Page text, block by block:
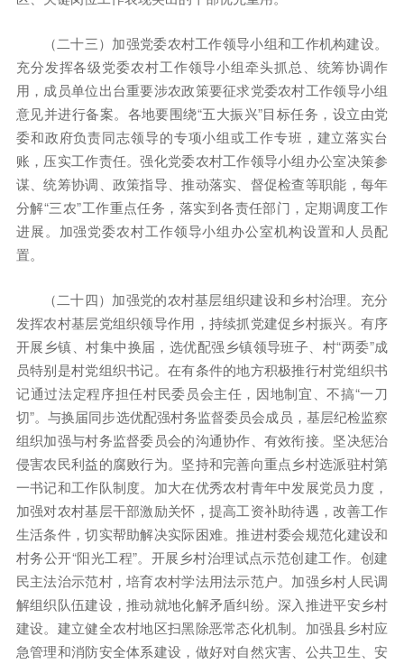
（二十三）加强党委农村工作领导小组和工作机构建设。
充分发挥各级党委农村工作领导小组牵头抓总、统筹协调作
用，成员单位出台重要涉农政策要征求党委农村工作领导小组
意见并进行备案。各地要围绕“五大振兴”目标任务，设立由党
委和政府负责同志领导的专项小组或工作专班，建立落实台
账，压实工作责任。强化党委农村工作领导小组办公室决策参
谋、统筹协调、政策指导、推动落实、督促检查等职能，每年
分解“三农”工作重点任务，落实到各责任部门，定期调度工作
进展。加强党委农村工作领导小组办公室机构设置和人员配
置。
（二十四）加强党的农村基层组织建设和乡村治理。充分
发挥农村基层党组织领导作用，持续抓党建促乡村振兴。有序
开展乡镇、村集中换届，选优配强乡镇领导班子、村“两委”成
员特别是村党组织书记。在有条件的地方积极推行村党组织书
记通过法定程序担任村民委员会主任，因地制宜、不搞“一刀
切”。与换届同步选优配强村务监督委员会成员，基层纪检监察
组织加强与村务监督委员会的沟通协作、有效衔接。坚决惩治
侵害农民利益的腐败行为。坚持和完善向重点乡村选派驻村第
一书记和工作队制度。加大在优秀农村青年中发展党员力度，
加强对农村基层干部激励关怀，提高工资补助待遇，改善工作
生活条件，切实帮助解决实际困难。推进村委会规范化建设和
村务公开“阳光工程”。开展乡村治理试点示范创建工作。创建
民主法治示范村，培育农村学法用法示范户。加强乡村人民调
解组织队伍建设，推动就地化解矛盾纠纷。深入推进平安乡村
建设。建立健全农村地区扫黑除恶常态化机制。加强县乡村应
急管理和消防安全体系建设，做好对自然灾害、公共卫生、安